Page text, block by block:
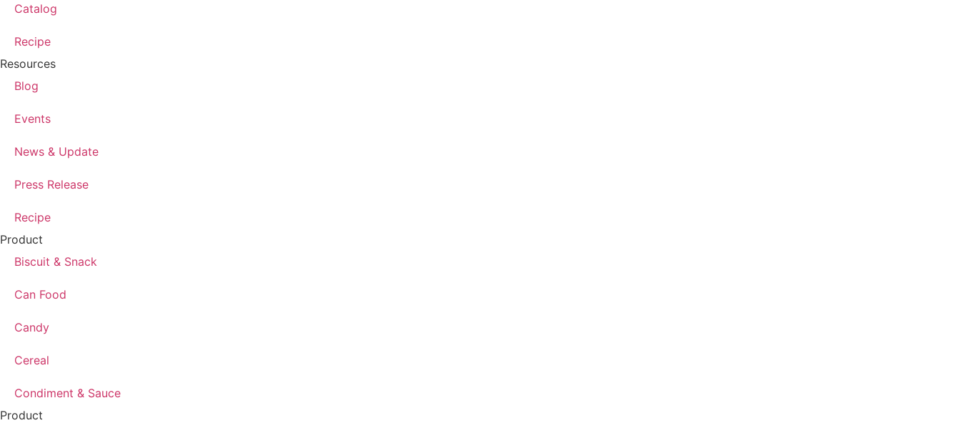
Catalog
Recipe
Resources
Blog
Events
News & Update
Press Release
Recipe
Product
Biscuit & Snack
Can Food
Candy
Cereal
Condiment & Sauce
Product